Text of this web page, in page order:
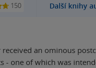
150 Další knihy
received an ominous
- one of which was